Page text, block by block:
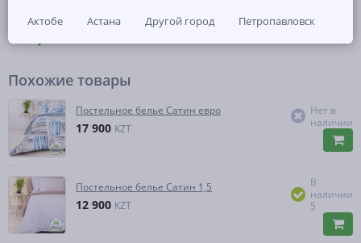
ОТЗЫВЫ И ВОПРОСЫ НАЛИЧИЕ В МАГАЗИНАХ
Похожие товары
Постельное белье Сатин евро
17 900 KZT
Нет в
наличии
Постельное белье Сатин 1,5
12 900 KZT
В
наличии
5
Актобе
Астана Другой город Петропавловск